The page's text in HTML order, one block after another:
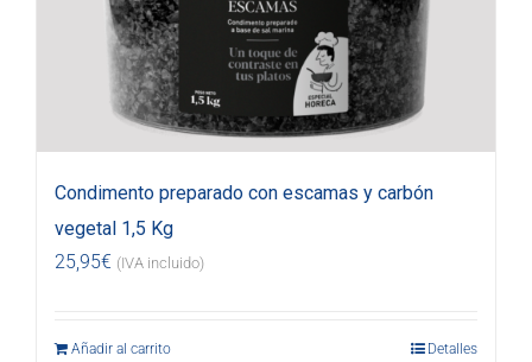
Condimento preparado con escamas y carbón
vegetal 1,5 Kg
25,95€ (IVA incluido)
Añadir al carrito Detalles